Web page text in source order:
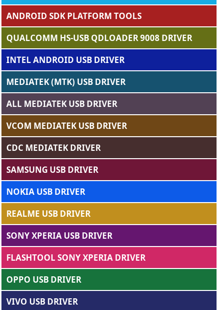
ANDROID SDK PLATFORM TOOLS
QUALCOMM HS-USB QDLOADER 9008 DRIVER
INTEL ANDROID USB DRIVER
MEDIATEK (MTK) USB DRIVER
ALL MEDIATEK USB DRIVER
VCOM MEDIATEK USB DRIVER
CDC MEDIATEK DRIVER
SAMSUNG USB DRIVER
NOKIA USB DRIVER
REALME USB DRIVER
SONY XPERIA USB DRIVER
FLASHTOOL SONY XPERIA DRIVER
OPPO USB DRIVER
VIVO USB DRIVER